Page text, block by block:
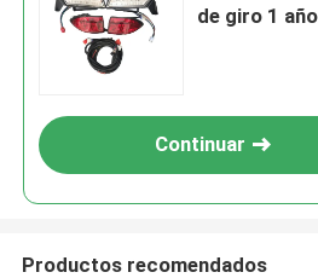
de giro 1
Continuar
Productos recomendados